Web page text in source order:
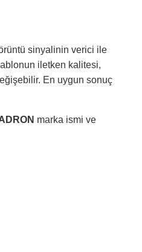
sinyalinin verici ile
iletken kalitesi,
En uygun sonuç
marka ismi ve